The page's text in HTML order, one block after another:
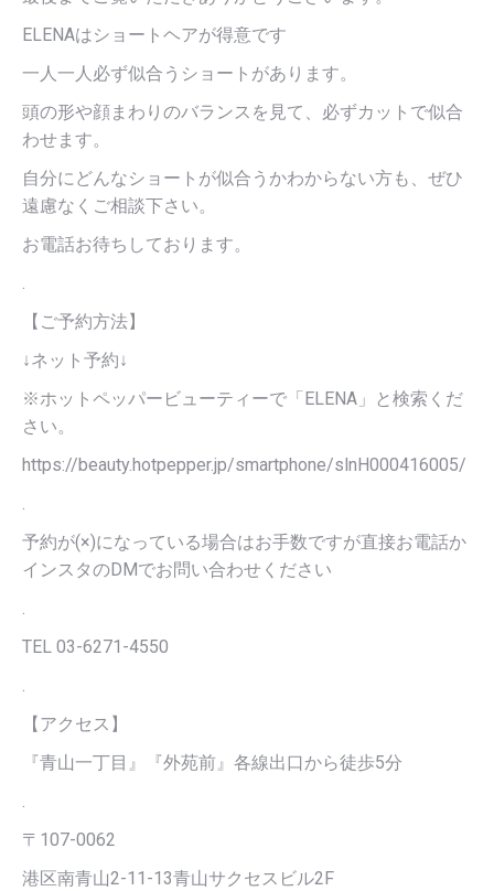
ELENAはショートヘアが得意です
一人一人必ず似合うショートがあります。
頭の形や顔まわりのバランスを見て、必ずカットで似合
わせます。
自分にどんなショートが似合うかわからない方も、ぜひ
遠慮なくご相談下さい。
お電話お待ちしております。
.
【ご予約方法】
↓ネット予約↓
※ホットペッパービューティーで「ELENA」と検索くだ
さい。
https://beauty.hotpepper.jp/smartphone/slnH000416005/
.
予約が(×)になっている場合はお手数ですが直接お電話か
インスタのDMでお問い合わせください
.
TEL 03-6271-4550
.
【アクセス】
『青山一丁目』『外苑前』各線出口から徒歩5分
.
〒107-0062
港区南青山2-11-13青山サクセスビル2F